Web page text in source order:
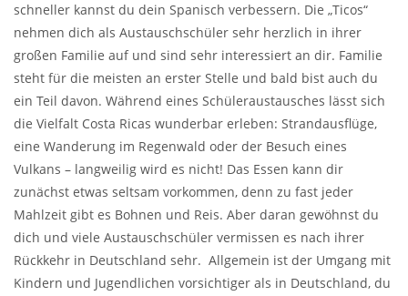
schneller kannst du dein Spanisch verbessern. Die „Ticos“
nehmen dich als Austauschschüler sehr herzlich in ihrer
großen Familie auf und sind sehr interessiert an dir. Familie
steht für die meisten an erster Stelle und bald bist auch du
ein Teil davon. Während eines Schüleraustausches lässt sich
die Vielfalt Costa Ricas wunderbar erleben: Strandausflüge,
eine Wanderung im Regenwald oder der Besuch eines
Vulkans – langweilig wird es nicht! Das Essen kann dir
zunächst etwas seltsam vorkommen, denn zu fast jeder
Mahlzeit gibt es Bohnen und Reis. Aber daran gewöhnst du
dich und viele Austauschschüler vermissen es nach ihrer
Rückkehr in Deutschland sehr. Allgemein ist der Umgang mit
Kindern und Jugendlichen vorsichtiger als in Deutschland, du